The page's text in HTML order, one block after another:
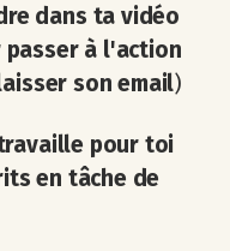
dans ta vidéo
à l'action
son email)
pour toi
en tâche de